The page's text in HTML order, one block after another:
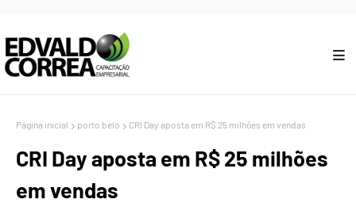
Página inicial porto belo CRI Day aposta em R$ 25 milhões em vendas
CRI Day aposta em R$ 25 milhões
em vendas